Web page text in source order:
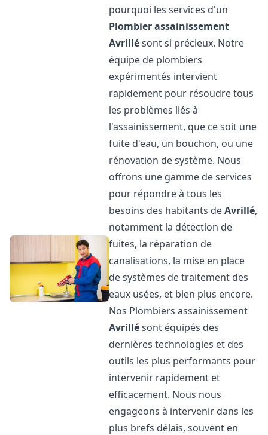
pourquoi les services d'un
Plombier assainissement
Avrillésont si précieux. Notre
équipe de plombiers
expérimentés intervient
rapidement pour résoudre tous
les problèmes liés à
l'assainissement, que ce soit une
fuite d'eau, un bouchon, ou une
rénovation de système. Nous
offrons une gamme de services
pour répondre à tous les
besoins des habitants deAvrillé,
notamment la détection de
fuites, la réparation de
canalisations, la mise en place
de systèmes de traitement des
eaux usées, et bien plus encore.
Nos Plombiers assainissement
Avrillésont équipés des
dernières technologies et des
outils les plus performants pour
intervenir rapidement et
efficacement. Nous nous
engageons à intervenir dans les
plus brefs délais, souvent en